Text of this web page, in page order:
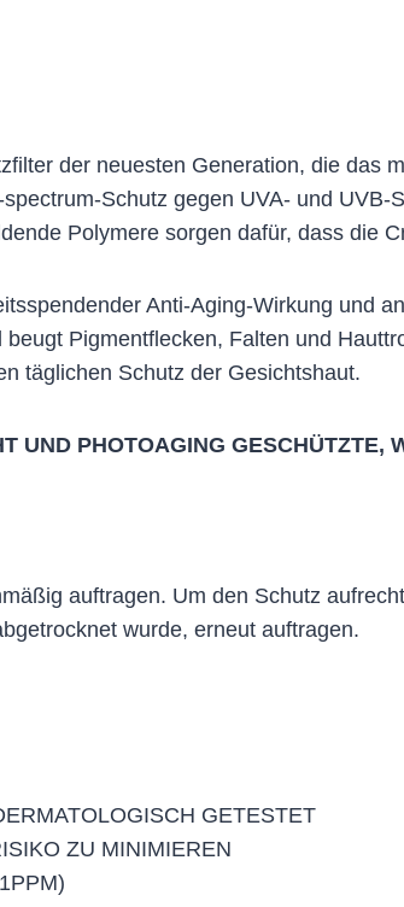
der neuesten Generation, die das
Schutz gegen UVA- und
Polymere sorgen dafür, dass die
Anti-Aging-Wirkung und
Pigmentflecken, Falten und
täglichen Schutz der Gesichtshaut.
UND PHOTOAGING GESCHÜTZTE,
auftragen. Um den Schutz
wurde, erneut auftragen.
GETESTET
ZU MINIMIEREN